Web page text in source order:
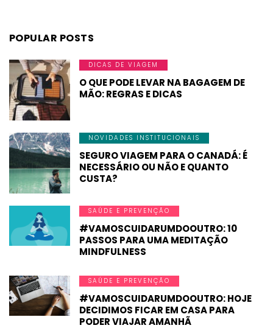
POPULAR POSTS
DICAS DE VIAGEM
O QUE PODE LEVAR NA BAGAGEM DE
MÃO: REGRAS E DICAS
NOVIDADES INSTITUCIONAIS
SEGURO VIAGEM PARA O CANADÁ: É
NECESSÁRIO OU NÃO E QUANTO
CUSTA?
SAÚDE E PREVENÇÃO
#VAMOSCUIDARUMDOOUTRO: 10
PASSOS PARA UMA MEDITAÇÃO
MINDFULNESS
SAÚDE E PREVENÇÃO
#VAMOSCUIDARUMDOOUTRO: HOJE
DECIDIMOS FICAR EM CASA PARA
PODER VIAJAR AMANHÃ